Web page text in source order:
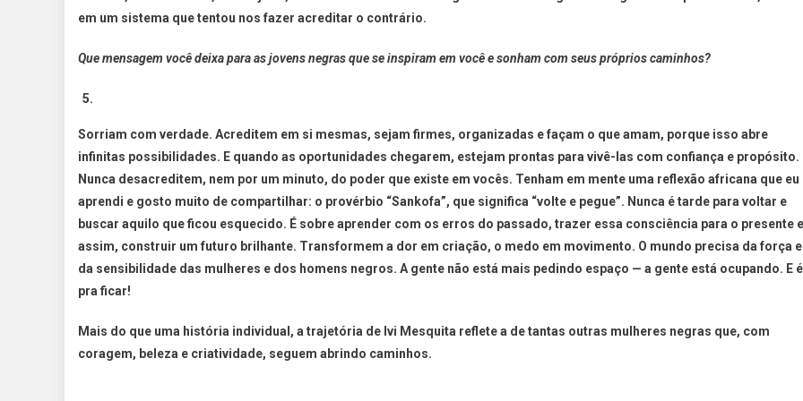
em um sistema que tentou nos fazer acreditar o contrário.
Que mensagem você deixa para as jovens negras que se inspiram em você e sonham com seus próprios caminhos?
Sorriam com verdade. Acreditem em si mesmas, sejam firmes, organizadas e façam o que amam, porque isso abre
infinitas possibilidades. E quando as oportunidades chegarem, estejam prontas para vivê-las com confiança e propósito.
Nunca desacreditem, nem por um minuto, do poder que existe em vocês. Tenham em mente uma reflexão africana que eu
aprendi e gosto muito de compartilhar: o provérbio “Sankofa”, que significa “volte e pegue”. Nunca é tarde para voltar e
buscar aquilo que ficou esquecido. É sobre aprender com os erros do passado, trazer essa consciência para o presente
assim, construir um futuro brilhante. Transformem a dor em criação, o medo em movimento. O mundo precisa da força e
da sensibilidade das mulheres e dos homens negros. A gente não está mais pedindo espaço — a gente está ocupando. E é
pra ficar!
Mais do que uma história individual, a trajetória de Ivi Mesquita reflete a de tantas outras mulheres negras que, com
coragem, beleza e criatividade, seguem abrindo caminhos.